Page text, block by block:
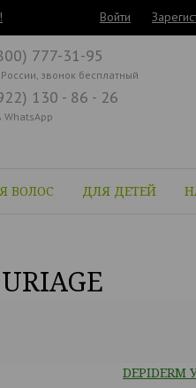
Войти
ВОЛОС ДЛЯ ДЕТЕЙ
777-31-95
звонок бесплатный
130 - 86 - 26
WhatsApp